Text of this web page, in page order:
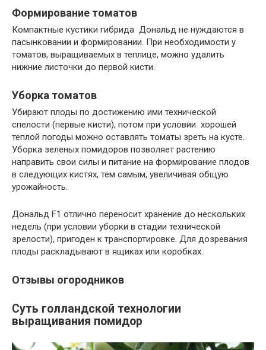
Формирование томатов
Компактные кустики гибрида Дональд не нуждаются в
пасынковании и формировании. При необходимости у
томатов, выращиваемых в теплице, можно удалить
нижние листочки до первой кисти.
Уборка томатов
Убирают плоды по достижению ими технической
спелости (первые кисти), потом при условии хорошей
теплой погоды можно оставлять томаты зреть на кусте.
Уборка зеленых помидоров позволяет растению
направить свои силы и питание на формирование плодов
в следующих кистях, тем самым, увеличивая общую
урожайность.
Дональд F1 отлично переносит хранение до нескольких
недель (при условии уборки в стадии технической
зрелости), пригоден к транспортировке. Для дозревания
плоды раскладывают в ящиках или коробках.
Отзывы огородников
Суть голландской технологии
выращивания помидор